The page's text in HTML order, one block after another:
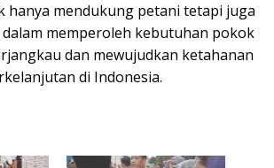
hanya mendukung petani tetapi juga
memperoleh kebutuhan pokok
dan mewujudkan ketahanan
di Indonesia.